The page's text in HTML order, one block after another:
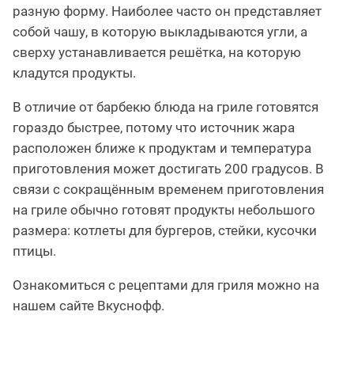
разную форму. Наиболее часто он представляет
собой чашу, в которую выкладываются угли, а
сверху устанавливается решётка, на которую
кладутся продукты.
В отличие от барбекю блюда на гриле готовятся
гораздо быстрее, потому что источник жара
расположен ближе к продуктам и температура
приготовления может достигать 200 градусов. В
связи с сокращённым временем приготовления
на гриле обычно готовят продукты небольшого
размера: котлеты для бургеров, стейки, кусочки
птицы.
Ознакомиться с рецептами для гриля можно на
нашем сайте Вкуснофф.